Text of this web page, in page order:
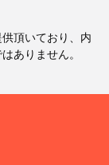
頂いており、内
ありません。